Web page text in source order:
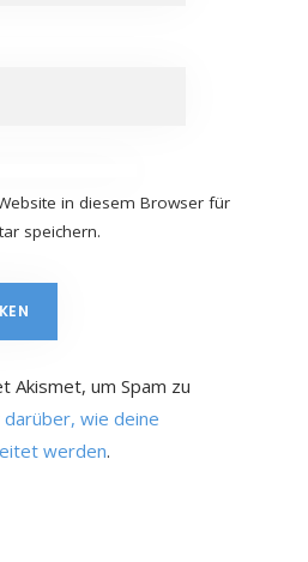
in diesem Browser für
speichern.
Akismet, um Spam zu
wie deine
werden.